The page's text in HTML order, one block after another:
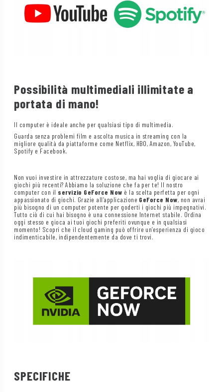
Possibilità multimediali illimitate a
portata di mano!
Il computer è ideale anche per qualsiasi tipo di multimedia.
Guarda senza problemi film e ascolta musica in streaming con la
migliore qualità da piattaforme come Netflix, HBO, Amazon, YouTube,
Spotify e Facebook.
Non vuoi investire in attrezzature costose, ma hai voglia di giocare ai
giochi più recenti? Abbiamo la soluzione che fa per te! Il nostro
computer con il servizio GeForce Now è la scelta perfetta per ogni
appassionato di giochi. Grazie all’applicazione GeForce Now, non avrai
più bisogno di un computer potente per goderti i giochi più impegnativi.
Tutto ciò di cui hai bisogno è una connessione Internet stabile. Ordina
oggi stesso e gioca ai tuoi giochi preferiti ovunque e in qualsiasi
momento! Scopri che il cloud gaming può offrire un’esperienza di gioco
indimenticabile, indipendentemente da dove ti trovi.
SPECIFICHE